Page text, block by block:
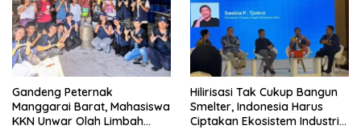
Gandeng Peternak
Manggarai Barat, Mahasiswa
KKN Unwar Olah Limbah
Hilirisasi Tak Cukup Bangun
Smelter, Indonesia Harus
Ciptakan Ekosistem Industri